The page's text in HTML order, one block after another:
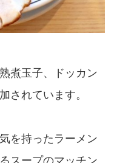
煮玉子、ドッカン
されています。
を持ったラーメン